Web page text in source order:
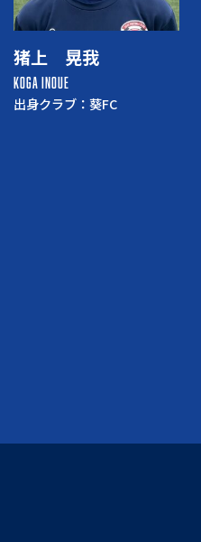
猪上 晃我
KOGA INOUE
出身クラブ：葵FC